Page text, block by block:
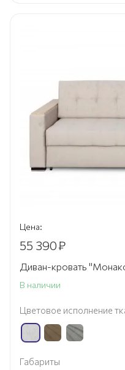
Цена:
55 390₽
Диван-кровать
В наличии
Цветовое исполнение
Габариты